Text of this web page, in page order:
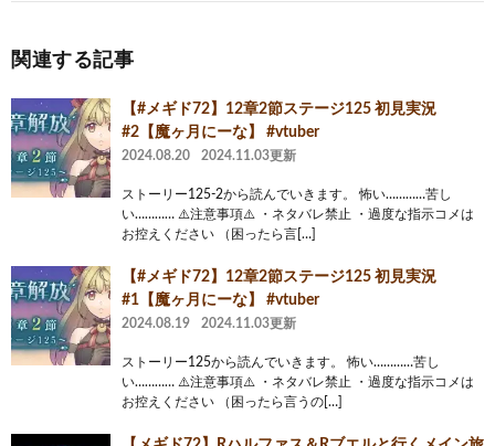
関連する記事
【#メギド72】12章2節ステージ125 初見実況
#2【魔ヶ月にーな】 #vtuber
2024.08.20 2024.11.03更新
ストーリー125-2から読んでいきます。 怖い…………苦し
い………… ⚠️注意事項⚠️ ・ネタバレ禁止 ・過度な指示コメは
お控えください （困ったら言[…]
【#メギド72】12章2節ステージ125 初見実況
#1【魔ヶ月にーな】 #vtuber
2024.08.19 2024.11.03更新
ストーリー125から読んでいきます。 怖い…………苦し
い………… ⚠️注意事項⚠️ ・ネタバレ禁止 ・過度な指示コメは
お控えください （困ったら言うの[…]